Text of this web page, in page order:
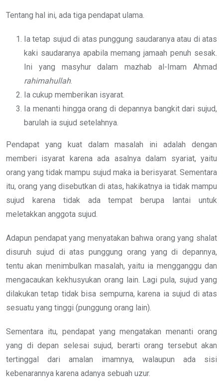
Tentang hal ini, ada tiga pendapat ulama.
Ia tetap sujud di atas punggung saudaranya atau di atas
kaki saudaranya apabila memang jamaah penuh sesak.
Ini yang masyhur dalam mazhab al-Imam Ahmad
rahimahullah.
Ia cukup memberikan isyarat.
Ia menanti hingga orang di depannya bangkit dari sujud,
barulah ia sujud setelahnya.
Pendapat yang kuat dalam masalah ini adalah dengan
memberi isyarat karena ada asalnya dalam syariat, yaitu
orang yang tidak mampu sujud maka ia berisyarat. Sementara
itu, orang yang disebutkan di atas, hakikatnya ia tidak mampu
sujud karena tidak ada tempat berupa lantai untuk
meletakkan anggota sujud.
Adapun pendapat yang menyatakan bahwa orang yang shalat
disuruh sujud di atas punggung orang yang di depannya,
tentu akan menimbulkan masalah, yaitu ia mengganggu dan
mengacaukan kekhusyukan orang lain. Lagi pula, sujud yang
dilakukan tetap tidak bisa sempurna, karena ia sujud di atas
sesuatu yang tinggi (punggung orang lain).
Sementara itu, pendapat yang mengatakan menanti orang
yang di depan selesai sujud, berarti orang tersebut akan
tertinggal dari amalan imamnya, walaupun ada sisi
kebenarannya karena adanya sebuah uzur.